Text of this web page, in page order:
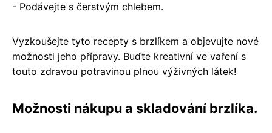
- Podávejte s čerstvým chlebem.
Vyzkoušejte tyto recepty s brzlíkem a objevujte nové
možnosti jeho přípravy. Buďte kreativní ve vaření s
touto zdravou potravinou plnou výživných látek!
Možnosti nákupu a skladování brzlíka.